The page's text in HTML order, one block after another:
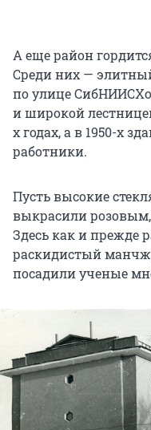
А еще район
Среди них —
по улице
и широкой
х годах, а в 1950-х
работники.
Пусть высокие
выкрасили
Здесь как и прежде
раскидистый
посадили ученые